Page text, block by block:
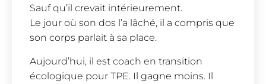
Sauf qu’il crevait intérieurement.
Le jour où son dos l’a lâché, il a compris que
son corps parlait à sa place.
Aujourd’hui, il est coach en transition
écologique pour TPE. Il gagne moins. Il